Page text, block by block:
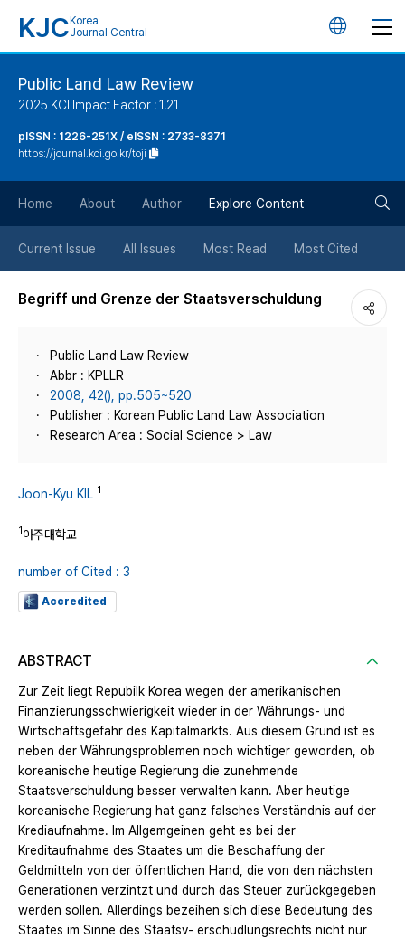
KJC Korea
Journal Central
언
튼
Public Land Law Review
2025 KCI Impact Factor : 1.21
pISSN : 1226-251X / eISSN : 2733-8371
https://journal.kci.go.kr/toji
Home About Author Explore Content
Current Issue All Issues Most Read Most Cited
Begriff und Grenze der Staatsverschuldung
Public Land Law Review
Abbr : KPLLR
2008, 42(), pp.505~520
Publisher : Korean Public Land Law Association
Research Area : Social Science > Law
Joon-Kyu KIL 1
1아주대학교
number of Cited : 3
Accredited
ABSTRACT
Zur Zeit liegt Repubilk Korea wegen der amerikanischen
Finanzierungsschwierigkeit wieder in der Währungs- und
Wirtschaftsgefahr des Kapitalmarkts. Aus diesem Grund ist es
neben der Währungsproblemen noch wichtiger geworden, ob
koreanische heutige Regierung die zunehmende
Staatsverschuldung besser verwalten kann. Aber heutige
koreanische Regierung hat ganz falsches Verständnis auf der
Krediaufnahme. Im Allgemgeinen geht es bei der
Kreditaufnahme des Staates um die Beschaffung der
Geldmitteln von der öffentlichen Hand, die von den nächsten
Generationen verzintzt und durch das Steuer zurückgegeben
werden sollen. Allerdings bezeihen sich diese Bedeutung des
Staates im Sinne des Staatsv- erschudlungsrechts nicht nur